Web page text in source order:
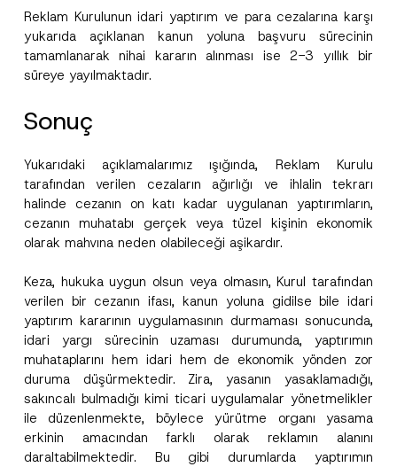
Reklam Kurulunun idari yaptırım ve para cezalarına karşı
yukarıda açıklanan kanun yoluna başvuru sürecinin
tamamlanarak nihai kararın alınması ise 2-3 yıllık bir
süreye yayılmaktadır.
Sonuç
Yukarıdaki açıklamalarımız ışığında, Reklam Kurulu
tarafından verilen cezaların ağırlığı ve ihlalin tekrarı
halinde cezanın on katı kadar uygulanan yaptırımların,
cezanın muhatabı gerçek veya tüzel kişinin ekonomik
olarak mahvına neden olabileceği aşikardır.
Keza, hukuka uygun olsun veya olmasın, Kurul tarafından
verilen bir cezanın ifası, kanun yoluna gidilse bile idari
yaptırım kararının uygulamasının durmaması sonucunda,
idari yargı sürecinin uzaması durumunda, yaptırımın
muhataplarını hem idari hem de ekonomik yönden zor
duruma düşürmektedir. Zira, yasanın yasaklamadığı,
sakıncalı bulmadığı kimi ticari uygulamalar yönetmelikler
ile düzenlenmekte, böylece yürütme organı yasama
erkinin amacından farklı olarak reklamın alanını
daraltabilmektedir. Bu gibi durumlarda yaptırımın